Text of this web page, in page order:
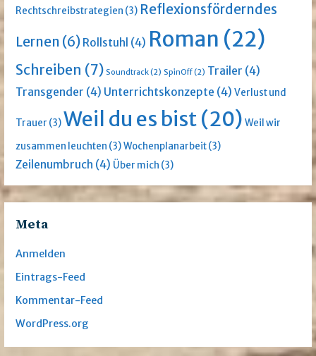
Rechtschreibstrategien (3) Reflexionsförderndes
Lernen (6) Rollstuhl (4) Roman (22)
Schreiben (7) Soundtrack(2) SpinOff(2) Trailer (4)
Transgender (4) Unterrichtskonzepte (4) Verlust und
Trauer (3)Weil du es bist(20) Weil wir
zusammen leuchten (3)Wochenplanarbeit(3)
Zeilenumbruch (4) Über mich (3)
Meta
Anmelden
Eintrags-Feed
Kommentar-Feed
WordPress.org